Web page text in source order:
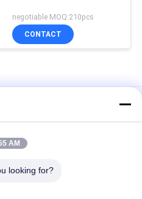
negotiable MOQ:210pcs
CONTACT
compresseur de vide de
AM
looking for?